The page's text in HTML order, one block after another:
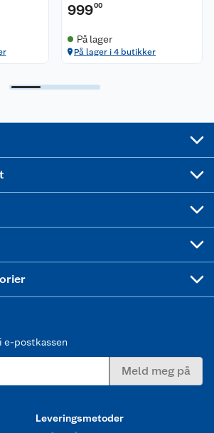
99900
På lager
På lager i 4 butikker
familien
e-postkassen
Meld meg på
Leveringsmetoder